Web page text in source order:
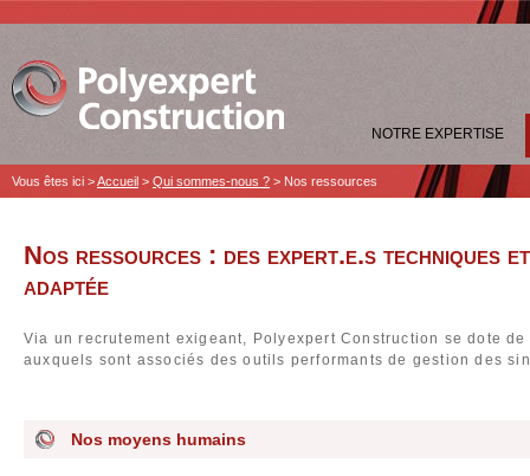
NOTRE EXPERTISE
Vous êtes ici >Accueil > Qui sommes-nous ? > Nos ressources
Nos ressources : des expert.e.s techniques
adaptée
Via un recrutement exigeant, Polyexpert Construction se dote
auxquels sont associés des outils performants de gestion des
Nos moyens humains